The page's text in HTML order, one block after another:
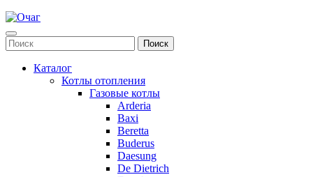
Каталог
Котлы отопления
Газовые котлы
Arderia
Baxi
Beretta
Buderus
Daesung
De Dietrich